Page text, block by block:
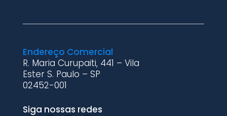
Endereço Comercial
R. Maria Curupaiti, 441 – Vila
Ester S. Paulo – SP
02452-001
Siga nossas redes